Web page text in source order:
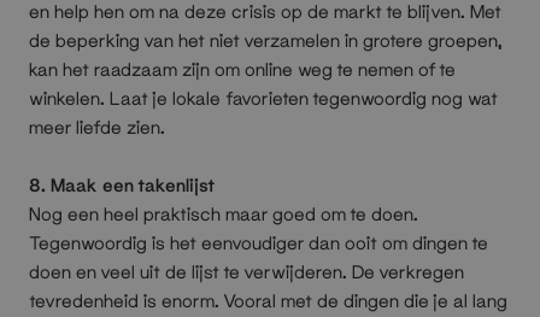
en help hen om na deze crisis op de markt te blijven. Met
de beperking van het niet verzamelen in grotere groepen,
kan het raadzaam zijn om online weg te nemen of te
winkelen. Laat je lokale favorieten tegenwoordig nog wat
meer liefde zien.
8. Maak een takenlijst
Nog een heel praktisch maar goed om te doen.
Tegenwoordig is het eenvoudiger dan ooit om dingen te
doen en veel uit de lijst te verwijderen. De verkregen
tevredenheid is enorm. Vooral met de dingen die je al lang